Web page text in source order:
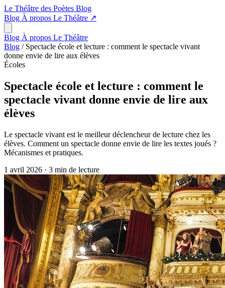
Le Théâtre des Poètes Blog
Blog À propos Le Théâtre ↗
Blog À propos Le Théâtre
Blog / Spectacle école et lecture : comment le spectacle vivant
donne envie de lire aux élèves
Écoles
Spectacle école et lecture : comment le
spectacle vivant donne envie de lire aux
élèves
Le spectacle vivant est le meilleur déclencheur de lecture chez les
élèves. Comment un spectacle donne envie de lire les textes joués ?
Mécanismes et pratiques.
1 avril 2026 · 3 min de lecture